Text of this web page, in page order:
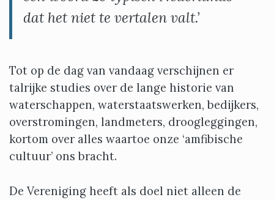
dat het niet te vertalen valt.’
Tot op de dag van vandaag verschijnen er
talrijke studies over de lange historie van
waterschappen, waterstaatswerken, bedijkers,
overstromingen, landmeters, droogleggingen,
kortom over alles waartoe onze ‘amfibische
cultuur’ ons bracht.
De Vereniging heeft als doel niet alleen de